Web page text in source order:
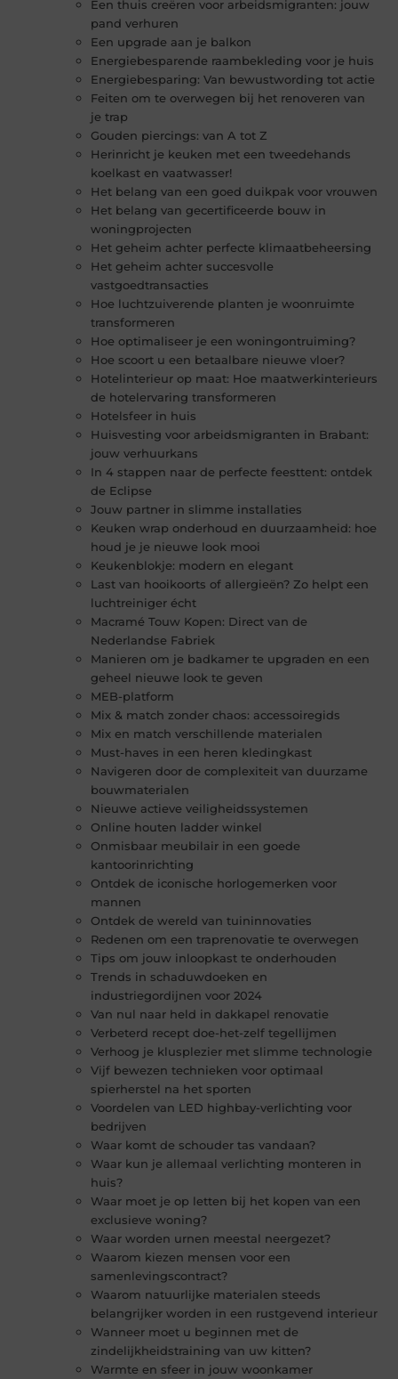
Een thuis creëren voor arbeidsmigranten: jouw
pand verhuren
Een upgrade aan je balkon
Energiebesparende raambekleding voor je huis
Energiebesparing: Van bewustwording tot actie
Feiten om te overwegen bij het renoveren van
je trap
Gouden piercings: van A tot Z
Herinricht je keuken met een tweedehands
koelkast en vaatwasser!
Het belang van een goed duikpak voor vrouwen
Het belang van gecertificeerde bouw in
woningprojecten
Het geheim achter perfecte klimaatbeheersing
Het geheim achter succesvolle
vastgoedtransacties
Hoe luchtzuiverende planten je woonruimte
transformeren
Hoe optimaliseer je een woningontruiming?
Hoe scoort u een betaalbare nieuwe vloer?
Hotelinterieur op maat: Hoe maatwerkinterieurs
de hotelervaring transformeren
Hotelsfeer in huis
Huisvesting voor arbeidsmigranten in Brabant:
jouw verhuurkans
In 4 stappen naar de perfecte feesttent: ontdek
de Eclipse
Jouw partner in slimme installaties
Keuken wrap onderhoud en duurzaamheid: hoe
houd je je nieuwe look mooi
Keukenblokje: modern en elegant
Last van hooikoorts of allergieën? Zo helpt een
luchtreiniger écht
Macramé Touw Kopen: Direct van de
Nederlandse Fabriek
Manieren om je badkamer te upgraden en een
geheel nieuwe look te geven
MEB-platform
Mix & match zonder chaos: accessoiregids
Mix en match verschillende materialen
Must-haves in een heren kledingkast
Navigeren door de complexiteit van duurzame
bouwmaterialen
Nieuwe actieve veiligheidssystemen
Online houten ladder winkel
Onmisbaar meubilair in een goede
kantoorinrichting
Ontdek de iconische horlogemerken voor
mannen
Ontdek de wereld van tuininnovaties
Redenen om een traprenovatie te overwegen
Tips om jouw inloopkast te onderhouden
Trends in schaduwdoeken en
industriegordijnen voor 2024
Van nul naar held in dakkapel renovatie
Verbeterd recept doe-het-zelf tegellijmen
Verhoog je klusplezier met slimme technologie
Vijf bewezen technieken voor optimaal
spierherstel na het sporten
Voordelen van LED highbay-verlichting voor
bedrijven
Waar komt de schouder tas vandaan?
Waar kun je allemaal verlichting monteren in
huis?
Waar moet je op letten bij het kopen van een
exclusieve woning?
Waar worden urnen meestal neergezet?
Waarom kiezen mensen voor een
samenlevingscontract?
Waarom natuurlijke materialen steeds
belangrijker worden in een rustgevend interieur
Wanneer moet u beginnen met de
zindelijkheidstraining van uw kitten?
Warmte en sfeer in jouw woonkamer